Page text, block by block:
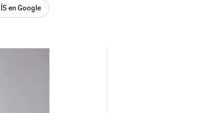
en Google